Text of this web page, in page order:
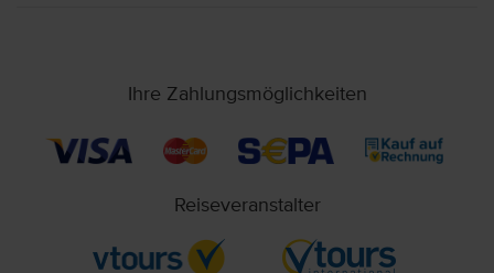
Ihre Zahlungsmöglichkeiten
Reiseveranstalter